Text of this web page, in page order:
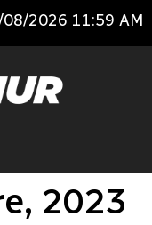
2026 11:59 AM
2023